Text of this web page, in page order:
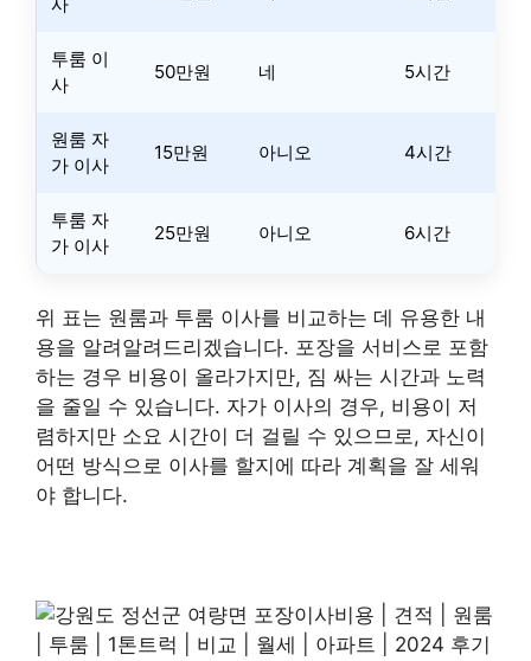
투룸 이
사
50만원 네 5시간
원룸 자
가 이사
15만원 아니오 4시간
투룸 자
가 이사
25만원 아니오 6시간
위 표는 원룸과 투룸 이사를 비교하는 데 유용한 내
용을 알려알려드리겠습니다. 포장을 서비스로 포함
하는 경우 비용이 올라가지만, 짐 싸는 시간과 노력
을 줄일 수 있습니다. 자가 이사의 경우, 비용이 저
렴하지만 소요 시간이 더 걸릴 수 있으므로, 자신이
어떤 방식으로 이사를 할지에 따라 계획을 잘 세워
야 합니다.